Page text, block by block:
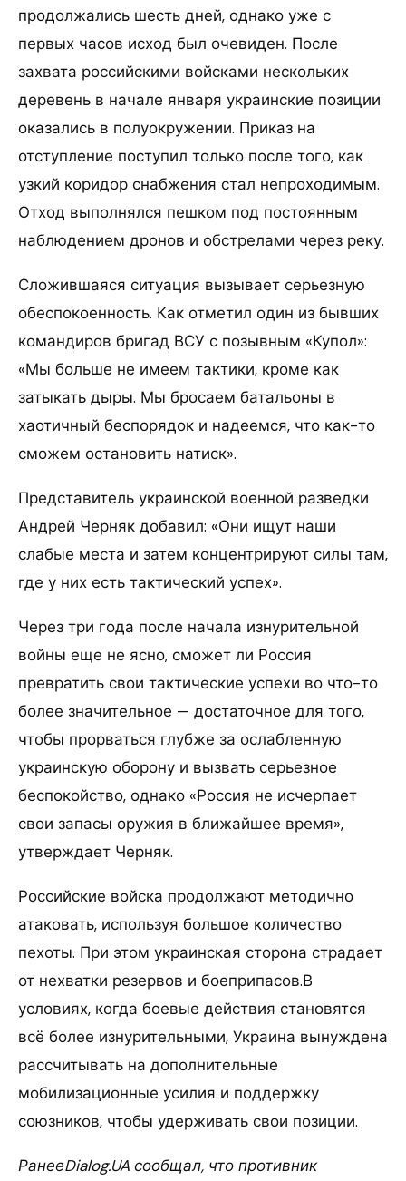
продолжались шесть дней, однако уже с
первых часов исход был очевиден. После
захвата российскими войсками нескольких
деревень в начале января украинские позиции
оказались в полуокружении. Приказ на
отступление поступил только после того, как
узкий коридор снабжения стал непроходимым.
Отход выполнялся пешком под постоянным
наблюдением дронов и обстрелами через реку.
Сложившаяся ситуация вызывает серьезную
обеспокоенность. Как отметил один из бывших
командиров бригад ВСУ с позывным «Купол»:
«Мы больше не имеем тактики, кроме как
затыкать дыры. Мы бросаем батальоны в
хаотичный беспорядок и надеемся, что как-то
сможем остановить натиск».
Представитель украинской военной разведки
Андрей Черняк добавил: «Они ищут наши
слабые места и затем концентрируют силы там,
где у них есть тактический успех».
Через три года после начала изнурительной
войны еще не ясно, сможет ли Россия
превратить свои тактические успехи во что-то
более значительное — достаточное для того,
чтобы прорваться глубже за ослабленную
украинскую оборону и вызвать серьезное
беспокойство, однако «Россия не исчерпает
свои запасы оружия в ближайшее время»,
утверждает Черняк.
Российские войска продолжают методично
атаковать, используя большое количество
пехоты. При этом украинская сторона страдает
от нехватки резервов и боеприпасов.В
условиях, когда боевые действия становятся
всё более изнурительными, Украина вынуждена
рассчитывать на дополнительные
мобилизационные усилия и поддержку
союзников, чтобы удерживать свои позиции.
РанееDialog.UA сообщал, что противник